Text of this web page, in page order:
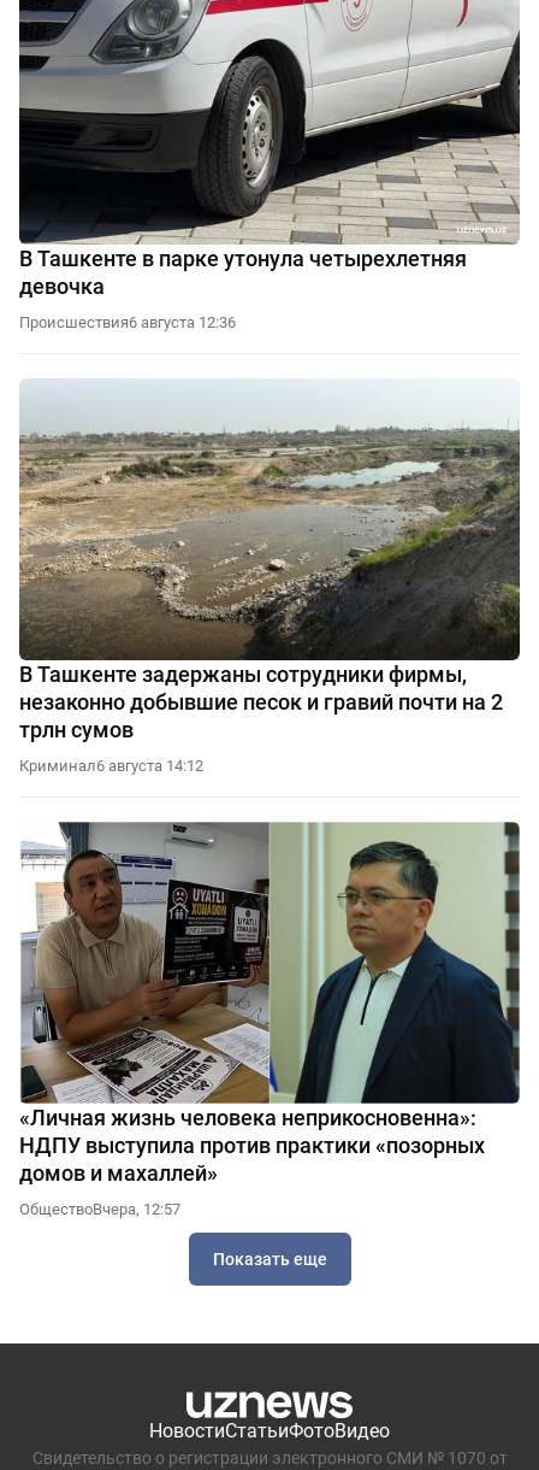
В Ташкенте в парке утонула четырехлетняя
девочка
Происшествия6 августа 12:36
В Ташкенте задержаны сотрудники фирмы,
незаконно добывшие песок и гравий почти на 2
трлн сумов
Криминал6 августа 14:12
«Личная жизнь человека неприкосновенна»:
НДПУ выступила против практики «позорных
домов и махаллей»
ОбществоВчера, 12:57
Показать еще
НовостиСтатьиФотоВидео
Свидетельство о регистрации электронного СМИ № 1070 от